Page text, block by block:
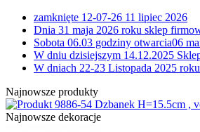
zamknięte 12-07-26 11 lipiec 2026
Dnia 31 maja 2026 roku sklep
Sobota 06.03 godziny otwarcia06
W dniu dzisiejszym 14.12.2025
W dniach 22-23 Listopada 2025
Najnowsze produkty
6-54 Dzbanek H=15.5cm ,
Najnowsze dekoracje